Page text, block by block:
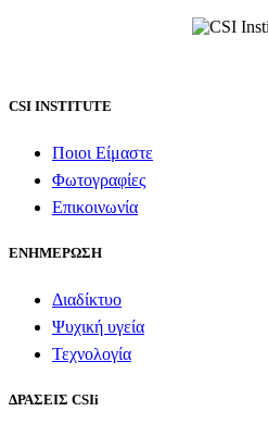
CSI INSTITUTE
Ποιοι Είμαστε
Φωτογραφίες
Επικοινωνία
ΕΝΗΜΕΡΩΣΗ
Διαδίκτυο
Ψυχική υγεία
Τεχνολογία
ΔΡΑΣΕΙΣ CSIi